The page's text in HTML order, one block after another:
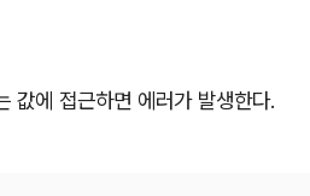
값에 접근하면 에러가 발생한다.